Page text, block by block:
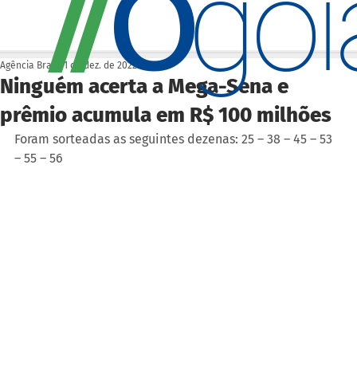
Ninguém acerta a Mega-Sena e
prêmio acumula em R$ 100 milhões
Agência Brasil 1 de dez. de 2022
Foram sorteadas as seguintes dezenas: 25 – 38 – 45 – 53
– 55 – 56